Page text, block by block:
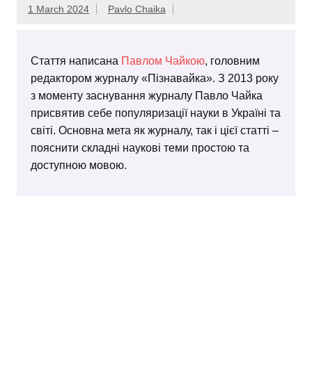
1 March 2024 Pavlo Chaika
Стаття написана Павлом Чайкою, головним
редактором журналу «Пізнавайка». З 2013 року
з моменту заснування журналу Павло Чайка
присвятив себе популяризації науки в Україні та
світі. Основна мета як журналу, так і цієї статті –
пояснити складні наукові теми простою та
доступною мовою.